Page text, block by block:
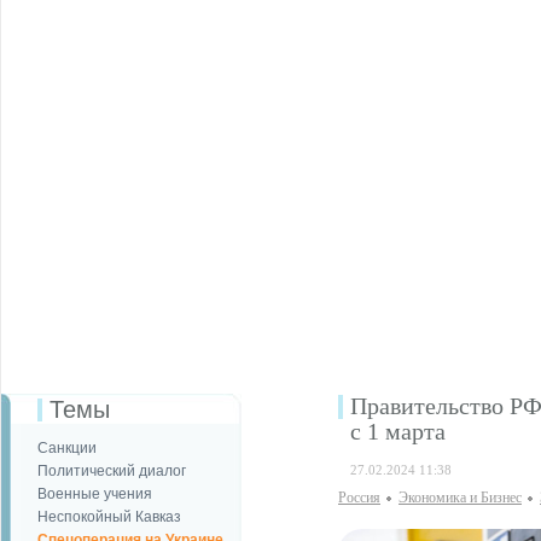
Темы
Санкции
Политический диалог
Военные учения
Неспокойный Кавказ
Правительство
с 1 марта
27.02.2024 11:38
Россия Экономика и Бизнес